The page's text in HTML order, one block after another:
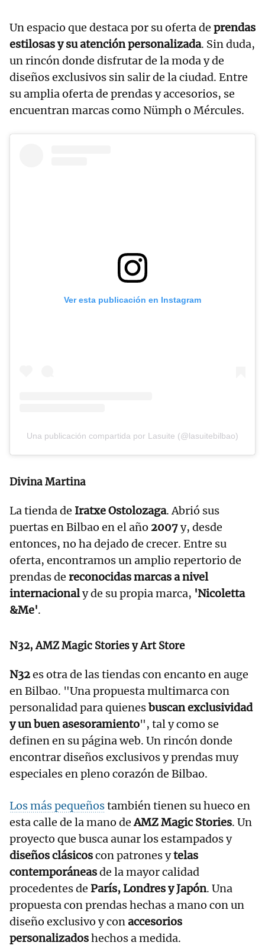
Un espacio que destaca por su oferta de prendas
estilosas y su atención personalizada. Sin duda,
un rincón donde disfrutar de la moda y de
diseños exclusivos sin salir de la ciudad. Entre
su amplia oferta de prendas y accesorios, se
encuentran marcas como Nümph o Mércules.
Ver esta publicación en Instagram
Una publicación compartida por Lasuite (@lasuitebilbao)
Divina Martina
La tienda de Iratxe Ostolozaga. Abrió sus
puertas en Bilbao en el año 2007y, desde
entonces, no ha dejado de crecer. Entre su
oferta, encontramos un amplio repertorio de
prendas de reconocidas marcas a nivel
internacionaly de su propia marca, 'Nicoletta
&Me'.
N32, AMZ Magic Stories y Art Store
N32es otra de las tiendas con encanto en auge
en Bilbao. "Una propuesta multimarca con
personalidad para quienesbuscan exclusividad
y un buen asesoramiento", tal y como se
definen en su página web. Un rincón donde
encontrar diseños exclusivos y prendas muy
especiales en pleno corazón de Bilbao.
Los más pequeñostambién tienen su hueco en
esta calle de la mano deAMZ Magic Stories. Un
proyecto que busca aunar los estampados y
diseños clásicoscon patrones ytelas
contemporáneasde la mayor calidad
procedentes de París, Londres y Japón. Una
propuesta con prendas hechas a mano con un
diseño exclusivo y conaccesorios
personalizadoshechos a medida.